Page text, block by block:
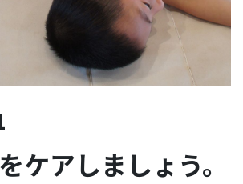
ケアしましょう。